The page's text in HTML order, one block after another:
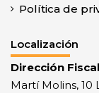
Política de
Localización
Dirección Fiscal
Martí Molins, 10